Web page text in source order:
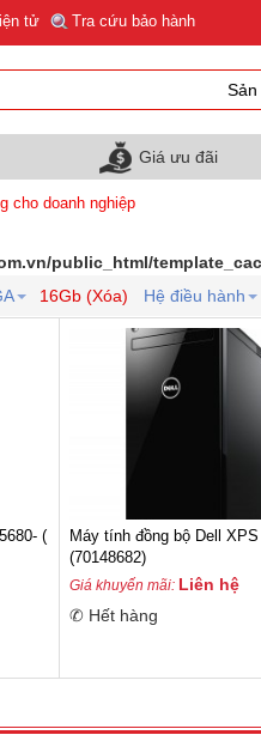
tử Tra cứu bảo hành
Giá ưu đãi
cho doanh nghiệp
public_html/
16Gb (Xóa) Hệ điều hành
(
Máy tính đồng bộ Dell XPS
(70148682)
Giá khuyến mãi: Liên hệ
✆ Hết hàng